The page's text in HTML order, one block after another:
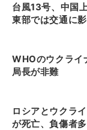
台風13号、中国
東部では交通に
WHOのウクライ
局長が非難
ロシアとウクラ
が死亡、負傷者